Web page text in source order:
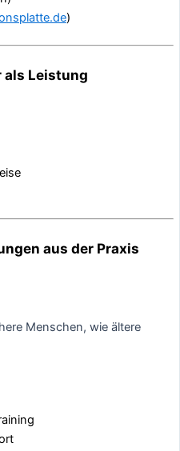
)
Leistung
aus der Praxis
Menschen, wie ältere